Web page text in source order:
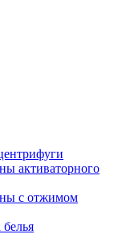
активаторного
с отжимом